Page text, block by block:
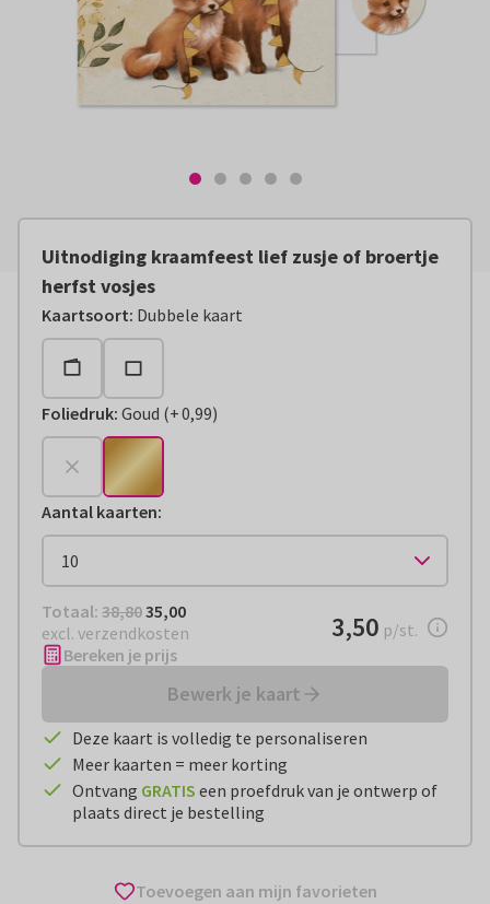
Uitnodiging kraamfeest lief zusje of broertje
herfst vosjes
Kaartsoort: Dubbele kaart
Foliedruk: Goud (
+€ 0,99
+0,99)
Aantal kaarten:
Totaal: € 35,00
Totaal: 38,8035,00
excl. verzendkosten
€ 3,50per stuk
3,50 p/st.
Bereken je prijs
Bewerk je kaart
Deze kaart is volledig te personaliseren
Meer kaarten = meer korting
Ontvang GRATIS een proefdruk van je ontwerp of
plaats direct je bestelling
Toevoegen aan mijn favorieten